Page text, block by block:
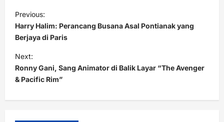
o
s
t
n
a
v
Previous:
Harry Halim: Perancang Busana Asal Pontianak yang
Berjaya di Paris
Next:
Ronny Gani, Sang Animator di Balik Layar “The Avenger
& Pacific Rim”